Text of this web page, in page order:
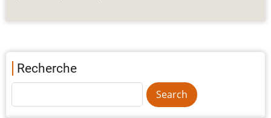
Recherche